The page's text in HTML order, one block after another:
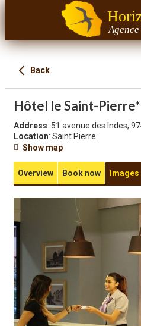
Back
Hôtel le Saint-
Address: 51 avenue des Indes,
Location: Saint Pierre
Show map
Overview Book now Images